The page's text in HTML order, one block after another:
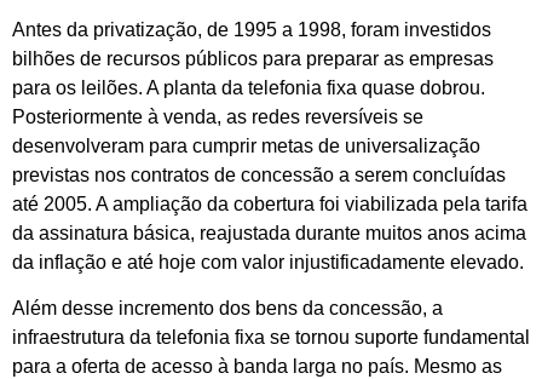
Antes da privatização, de 1995 a 1998, foram investidos
bilhões de recursos públicos para preparar as empresas
para os leilões. A planta da telefonia fixa quase dobrou.
Posteriormente à venda, as redes reversíveis se
desenvolveram para cumprir metas de universalização
previstas nos contratos de concessão a serem concluídas
até 2005. A ampliação da cobertura foi viabilizada pela tarifa
da assinatura básica, reajustada durante muitos anos acima
da inflação e até hoje com valor injustificadamente elevado.
Além desse incremento dos bens da concessão, a
infraestrutura da telefonia fixa se tornou suporte fundamental
para a oferta de acesso à banda larga no país. Mesmo as